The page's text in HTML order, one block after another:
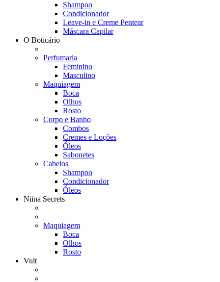
Shampoo
Condicionador
Leave-in e Creme Pentear
Máscara Capilar
O Boticário
Perfumaria
Feminino
Masculino
Maquiagem
Boca
Olhos
Rosto
Corpo e Banho
Combos
Cremes e Loções
Óleos
Sabonetes
Cabelos
Shampoo
Condicionador
Óleos
Niina Secrets
Maquiagem
Boca
Olhos
Rosto
Vult